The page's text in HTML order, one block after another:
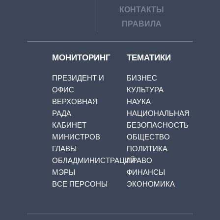
КОНТАКТЫ
ПРАВИЛА
МОНИТОРИНГ
ПРЕЗИДЕНТ И
ОФИС
ВЕРХОВНАЯ
РАДА
КАБИНЕТ
МИНИСТРОВ
ГЛАВЫ
ОБЛАДМИНИСТРАЦИЙ
МЭРЫ
ВСЕ ПЕРСОНЫ
ТЕМАТИКИ
БИЗНЕС
КУЛЬТУРА
НАУКА
НАЦИОНАЛЬНАЯ
БЕЗОПАСНОСТЬ
ОБЩЕСТВО
ПОЛИТИКА
ПРАВО
ФИНАНСЫ
ЭКОНОМИКА